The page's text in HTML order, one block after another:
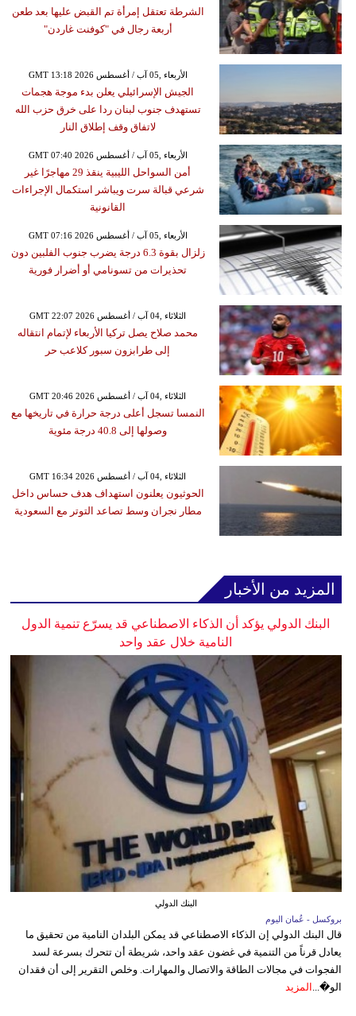
الشرطة تعتقل إمرأة تم القبض عليها بعد طعن
أربعة رجال في "كوفنت غاردن"
GMT 13:18 2026 الأربعاء ,05 آب / أغسطس
الجيش الإسرائيلي يعلن بدء موجة هجمات
تستهدف جنوب لبنان ردا على خرق حزب الله
لاتفاق وقف إطلاق النار
GMT 07:40 2026 الأربعاء ,05 آب / أغسطس
أمن السواحل الليبية ينقذ 29 مهاجرًا غير
شرعي قبالة سرت ويباشر استكمال الإجراءات
القانونية
GMT 07:16 2026 الأربعاء ,05 آب / أغسطس
زلزال بقوة 6.3 درجة يضرب جنوب الفلبين دون
تحذيرات من تسونامي أو أضرار فورية
GMT 22:07 2026 الثلاثاء ,04 آب / أغسطس
محمد صلاح يصل تركيا الأربعاء لإتمام انتقاله
إلى طرابزون سبور كلاعب حر
GMT 20:46 2026 الثلاثاء ,04 آب / أغسطس
النمسا تسجل أعلى درجة حرارة في تاريخها مع
وصولها إلى 40.8 درجة مئوية
GMT 16:34 2026 الثلاثاء ,04 آب / أغسطس
الحوثيون يعلنون استهداف هدف حساس داخل
مطار نجران وسط تصاعد التوتر مع السعودية
المزيد من الأخبار
البنك الدولي يؤكد أن الذكاء الاصطناعي قد يسرّع تنمية الدول
النامية خلال عقد واحد
البنك الدولي
بروكسل - عُمان اليوم
قال البنك الدولي إن الذكاء الاصطناعي قد يمكن البلدان النامية من تحقيق ما
يعادل قرناً من التنمية في غضون عقد واحد، شريطة أن تتحرك بسرعة لسد
الفجوات في مجالات الطاقة والاتصال والمهارات. وخلص التقرير إلى أن فقدان
الو�...
المزيد